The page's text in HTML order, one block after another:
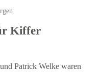
Kiffer
Patrick Welke waren